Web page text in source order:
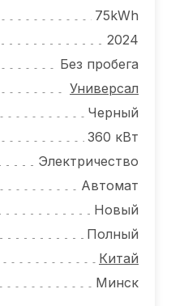
75kWh
2024
Без пробега
Универсал
Черный
360 кВт
Электричество
Автомат
Новый
Полный
Китай
Минск